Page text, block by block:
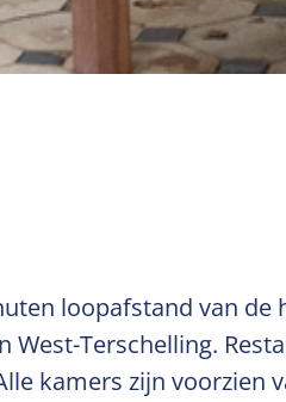
loopafstand van
Terschelling.
kamers zijn